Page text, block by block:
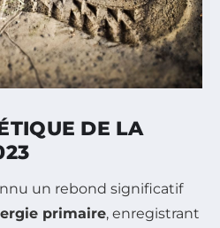
DE LA
un rebond significatif
primaire, enregistrant